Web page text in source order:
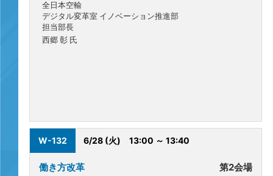
全日本空輸
デジタル変革室 イノベーション推進部
担当部長
西郷 彰 氏
W-132 6/28 (火) 13:00 ～ 13:40
働き方改革 第2会場